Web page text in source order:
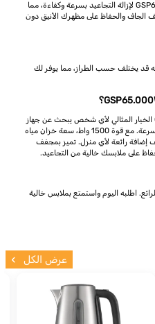
تم تصميم مجفف بخاري كينوود GSP65.000WH لإزالة التجاعيد بسرعة وكفاءة، مما
الجاف والحفاظ على مظهرك الأنيق دون
قد يختلف حسب الطراز، مما يوفر لك
يعد مجفف بخاري كينوود GSP65.000WH الخيار المثالي لأي شخص يبحث عن جهاز
موثوق وفعال لإزالة التجاعيد من الملابس بسرعة. مع قوة 1500 واط، سعة خزان مياه
إضافة رائعة لأي منزل. تميز بمجفف
على ملابسك خالية من التجاعيد.
اطلبه اليوم واستمتع بملابس خالية
عرض الكل